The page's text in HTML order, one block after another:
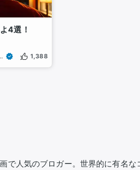
4選！
好き芸人） 1,388
で人気のブロガー。世界的に有名